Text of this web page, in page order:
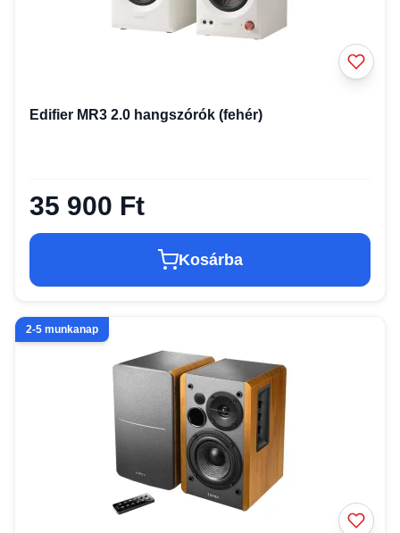
Edifier MR3 2.0 hangszórók (fehér)
35 900 Ft
Kosárba
2-5 munkanap